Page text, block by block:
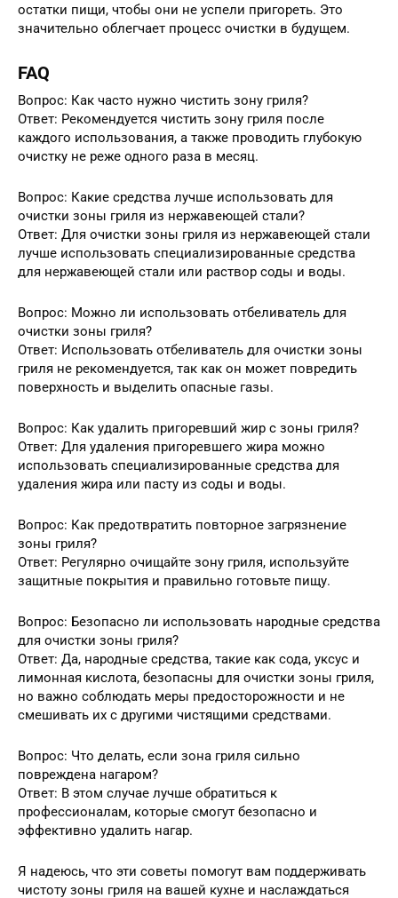
остатки пищи, чтобы они не успели пригореть. Это
значительно облегчает процесс очистки в будущем.
FAQ
Вопрос: Как часто нужно чистить зону гриля?
Ответ: Рекомендуется чистить зону гриля после
каждого использования, а также проводить глубокую
очистку не реже одного раза в месяц.
Вопрос: Какие средства лучше использовать для
очистки зоны гриля из нержавеющей стали?
Ответ: Для очистки зоны гриля из нержавеющей стали
лучше использовать специализированные средства
для нержавеющей стали или раствор соды и воды.
Вопрос: Можно ли использовать отбеливатель для
очистки зоны гриля?
Ответ: Использовать отбеливатель для очистки зоны
гриля не рекомендуется, так как он может повредить
поверхность и выделить опасные газы.
Вопрос: Как удалить пригоревший жир с зоны гриля?
Ответ: Для удаления пригоревшего жира можно
использовать специализированные средства для
удаления жира или пасту из соды и воды.
Вопрос: Как предотвратить повторное загрязнение
зоны гриля?
Ответ: Регулярно очищайте зону гриля, используйте
защитные покрытия и правильно готовьте пищу.
Вопрос: Безопасно ли использовать народные средства
для очистки зоны гриля?
Ответ: Да, народные средства, такие как сода, уксус и
лимонная кислота, безопасны для очистки зоны гриля,
но важно соблюдать меры предосторожности и не
смешивать их с другими чистящими средствами.
Вопрос: Что делать, если зона гриля сильно
повреждена нагаром?
Ответ: В этом случае лучше обратиться к
профессионалам, которые смогут безопасно и
эффективно удалить нагар.
Я надеюсь, что эти советы помогут вам поддерживать
чистоту зоны гриля на вашей кухне и наслаждаться